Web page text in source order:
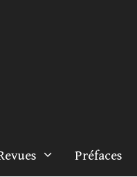
Préfaces